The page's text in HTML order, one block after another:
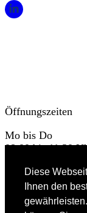
Diese
Ihnen den
Öffnungszeiten
Mo bis Do
08:00 bis 11:30
08:00 bis 11:30
13:00 bis 16:00 Uhr